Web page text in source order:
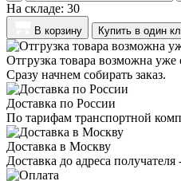
На складе: 30
В корзину Купить в один
Отгрузка товара возможна уже
Сразу начнем собирать заказ.
Доставка по России
По тарифам транспортной
Доставка в Москву
Доставка до адреса